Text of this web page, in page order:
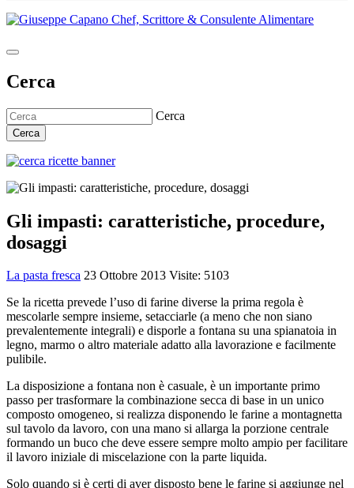
Cerca
Cerca
Cerca
Gli impasti: caratteristiche, procedure,
dosaggi
La pasta fresca 23 Ottobre 2013 Visite: 5103
Se la ricetta prevede l’uso di farine diverse la prima regola è
mescolarle sempre insieme, setacciarle (a meno che non siano
prevalentemente integrali) e disporle a fontana su una spianatoia in
legno, marmo o altro materiale adatto alla lavorazione e facilmente
pulibile.
La disposizione a fontana non è casuale, è un importante primo
passo per trasformare la combinazione secca di base in un unico
composto omogeneo, si realizza disponendo le farine a montagnetta
sul tavolo da lavoro, con una mano si allarga la porzione centrale
formando un buco che deve essere sempre molto ampio per facilitare
il lavoro iniziale di miscelazione con la parte liquida.
Solo quando si è certi di aver disposto bene le farine si aggiunge nel